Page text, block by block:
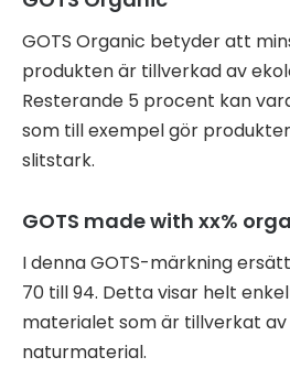
GOTS Organic betyder att
produkten är tillverkad av
Resterande 5 procent kan
som till exempel gör
slitstark.
GOTS made with xx%
I denna GOTS-märkning
70 till 94. Detta visar helt
materialet som är tillverkat av
naturmaterial.